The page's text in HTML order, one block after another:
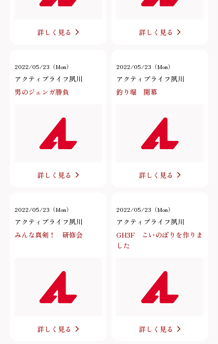
詳しく見る 詳しく見る
2022/05/23（Mon）
アクティブライフ夙川
男のジェンガ勝負
詳しく見る
2022/05/23（Mon）
アクティブライフ夙川
釣り堀 開幕
詳しく見る
2022/05/23（Mon）
アクティブライフ夙川
みんな真剣！ 研修会
詳しく見る
2022/05/23（Mon）
アクティブライフ夙川
GH3F こいのぼりを作りま
した
詳しく見る